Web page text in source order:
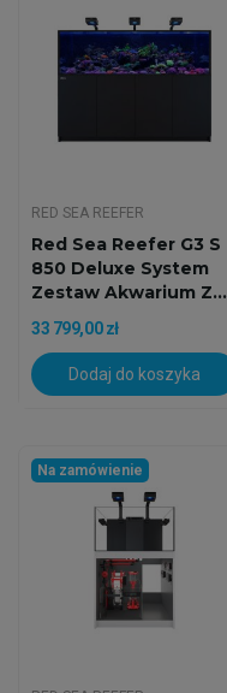
RED SEA REEFER
Red Sea Reefer G3 S
850 Deluxe System
Zestaw Akwarium Z...
33 799,00 zł
Dodaj do koszyka
Na zamówienie